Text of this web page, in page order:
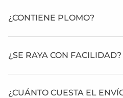
¿CONTIENE PLOMO?
¿SE RAYA CON FACILIDAD?
¿CUÁNTO CUESTA EL